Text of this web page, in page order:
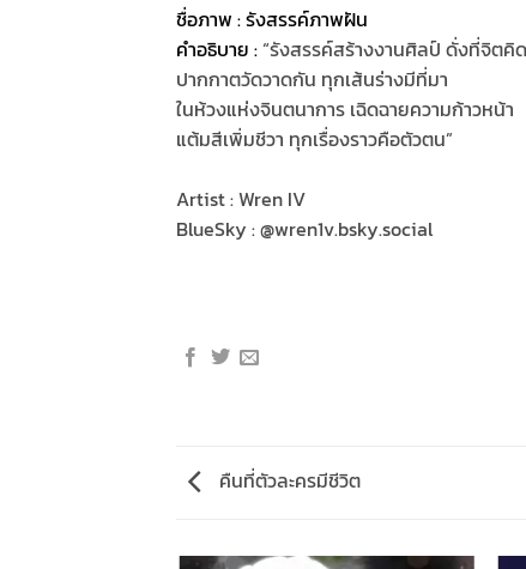
ชื่อภาพ : รังสรรค์ภาพฝัน
คำอธิบาย :“รังสรรค์สร้างงานศิลป์ ดั่งที่จิตคิ
ปากกาตวัดวาดกัน ทุกเส้นร่างมีที่มา
ในห้วงแห่งจินตนาการ เฉิดฉายความก้าวหน้า
แต้มสีเพิ่มชีวา ทุกเรื่องราวคือตัวตน”
Artist : Wren IV
BlueSky : @wren1v.bsky.social
คืนที่ตัวละครมีชีวิต